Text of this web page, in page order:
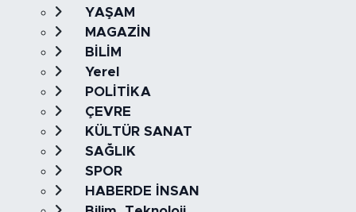
YAŞAM
MAGAZİN
BİLİM
Yerel
POLİTİKA
ÇEVRE
KÜLTÜR SANAT
SAĞLIK
SPOR
HABERDE İNSAN